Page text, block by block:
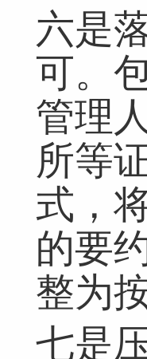
六是
可。
管理
所等
式，
的要
整为
七是